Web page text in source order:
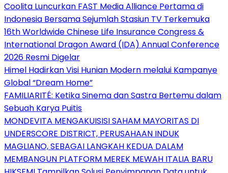
Coolita Luncurkan FAST Media Alliance Pertama di
Indonesia Bersama Sejumlah Stasiun TV Terkemuka
16th Worldwide Chinese Life Insurance Congress &
International Dragon Award (IDA) Annual Conference
2026 Resmi Digelar
Himel Hadirkan Visi Hunian Modern melalui Kampanye
Global “Dream Home”
FAMILIARITÉ: Ketika Sinema dan Sastra Bertemu dalam
Sebuah Karya Puitis
MONDEVITA MENGAKUISISI SAHAM MAYORITAS DI
UNDERSCORE DISTRICT, PERUSAHAAN INDUK
MAGLIANO, SEBAGAI LANGKAH KEDUA DALAM
MEMBANGUN PLATFORM MEREK MEWAH ITALIA BARU